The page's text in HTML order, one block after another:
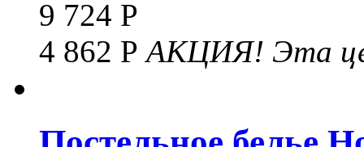
9 724 Р
4 862 РАКЦИЯ! Эта